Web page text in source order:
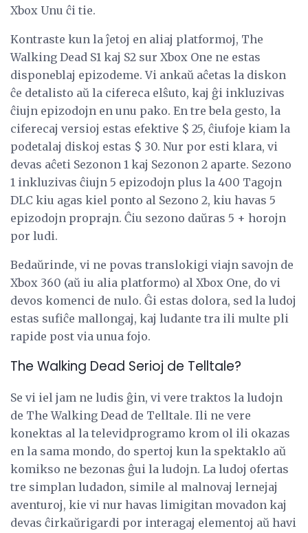
Xbox Unu ĉi tie.
Kontraste kun la ĵetoj en aliaj platformoj, The
Walking Dead S1 kaj S2 sur Xbox One ne estas
disponeblaj epizodeme. Vi ankaŭ aĉetas la diskon
ĉe detalisto aŭ la cifereca elŝuto, kaj ĝi inkluzivas
ĉiujn epizodojn en unu pako. En tre bela gesto, la
ciferecaj versioj estas efektive $ 25, ĉiufoje kiam la
podetalaj diskoj estas $ 30. Nur por esti klara, vi
devas aĉeti Sezonon 1 kaj Sezonon 2 aparte. Sezono
1 inkluzivas ĉiujn 5 epizodojn plus la 400 Tagojn
DLC kiu agas kiel ponto al Sezono 2, kiu havas 5
epizodojn proprajn. Ĉiu sezono daŭras 5 + horojn
por ludi.
Bedaŭrinde, vi ne povas translokigi viajn savojn de
Xbox 360 (aŭ iu alia platformo) al Xbox One, do vi
devos komenci de nulo. Ĝi estas dolora, sed la ludoj
estas sufiĉe mallongaj, kaj ludante tra ili multe pli
rapide post via unua fojo.
The Walking Dead Serioj de Telltale?
Se vi iel jam ne ludis ĝin, vi vere traktos la ludojn
de The Walking Dead de Telltale. Ili ne vere
konektas al la televidprogramo krom ol ili okazas
en la sama mondo, do spertoj kun la spektaklo aŭ
komikso ne bezonas ĝui la ludojn. La ludoj ofertas
tre simplan ludadon, simile al malnovaj lernejaj
aventuroj, kie vi nur havas limigitan movadon kaj
devas ĉirkaŭrigardi por interagaj elementoj aŭ havi